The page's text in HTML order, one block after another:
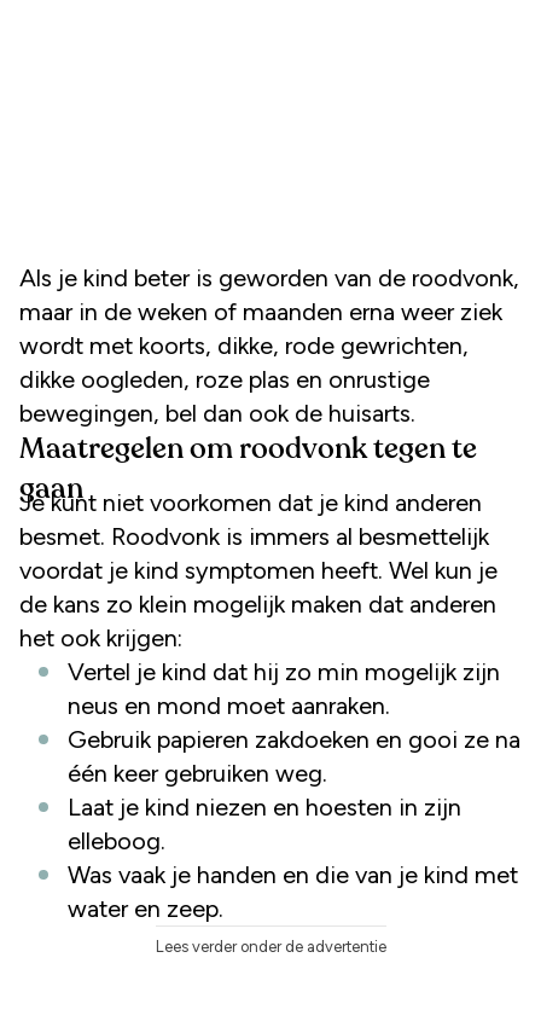
Als je kind beter is geworden van de roodvonk,
maar in de weken of maanden erna weer ziek
wordt met koorts, dikke, rode gewrichten,
dikke oogleden, roze plas en onrustige
bewegingen, bel dan ook de huisarts.
Maatregelen om roodvonk tegen te
gaan
Je kunt niet voorkomen dat je kind anderen
besmet. Roodvonk is immers al besmettelijk
voordat je kind symptomen heeft. Wel kun je
de kans zo klein mogelijk maken dat anderen
het ook krijgen:
Vertel je kind dat hij zo min mogelijk zijn
neus en mond moet aanraken.
Gebruik papieren zakdoeken en gooi ze na
één keer gebruiken weg.
Laat je kind niezen en hoesten in zijn
elleboog.
Was vaak je handen en die van je kind met
water en zeep.
Lees verder onder de advertentie